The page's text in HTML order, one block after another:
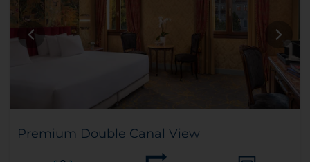
Premium Double Canal View